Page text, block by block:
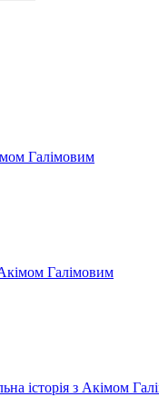
Галімовим
Галімовим
історія з Акімом